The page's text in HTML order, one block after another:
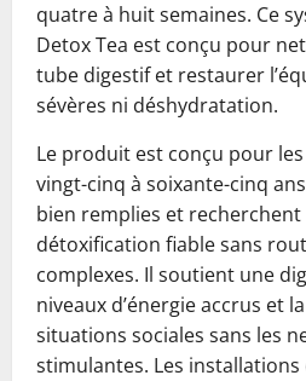
quatre à huit semaines. Ce
Detox Tea est conçu pour
tube digestif et restaurer
sévères ni déshydratation.
Le produit est conçu pour
vingt-cinq à soixante-cinq
bien remplies et
détoxification fiable sans
complexes. Il soutient une
niveaux d’énergie accrus et
situations sociales sans les
stimulantes. Les